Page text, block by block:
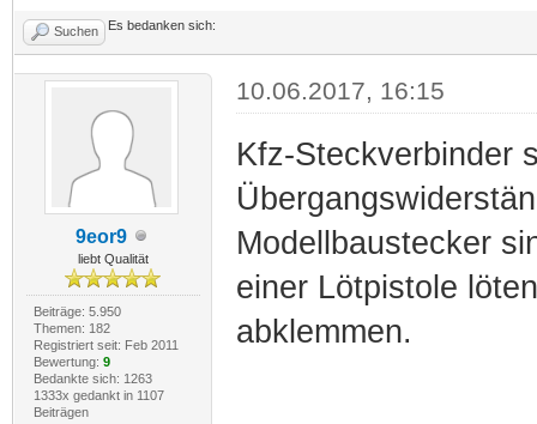
Suchen Es bedanken sich:
9eor9
liebt Qualität
Beiträge: 5.950
Themen: 182
Registriert seit: Feb 2011
Bewertung: 9
Bedankte sich: 1263
1333x gedankt in 1107
Beiträgen
10.06.2017, 16:15
Kfz-Steckverbinder
Modellbaustecker
einer Lötpistole
abklemmen.